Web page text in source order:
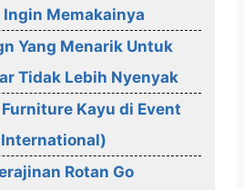
Ingin Memakainya
Yang Menarik Untuk
Tidak Lebih Nyenyak
Kayu di Event
International)
Rotan Go